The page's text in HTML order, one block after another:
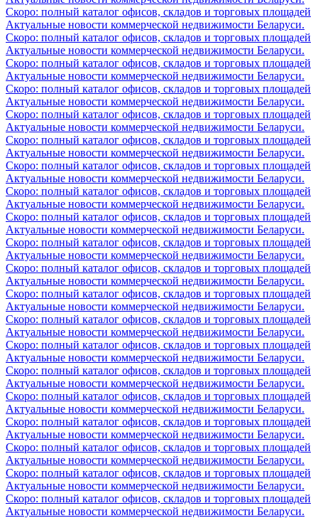
Скоро: полный каталог офисов, складов и торговых площадей
Актуальные новости коммерческой недвижимости Беларуси.
Скоро: полный каталог офисов, складов и торговых площадей
Актуальные новости коммерческой недвижимости Беларуси.
Скоро: полный каталог офисов, складов и торговых площадей
Актуальные новости коммерческой недвижимости Беларуси.
Скоро: полный каталог офисов, складов и торговых площадей
Актуальные новости коммерческой недвижимости Беларуси.
Скоро: полный каталог офисов, складов и торговых площадей
Актуальные новости коммерческой недвижимости Беларуси.
Скоро: полный каталог офисов, складов и торговых площадей
Актуальные новости коммерческой недвижимости Беларуси.
Скоро: полный каталог офисов, складов и торговых площадей
Актуальные новости коммерческой недвижимости Беларуси.
Скоро: полный каталог офисов, складов и торговых площадей
Актуальные новости коммерческой недвижимости Беларуси.
Скоро: полный каталог офисов, складов и торговых площадей
Актуальные новости коммерческой недвижимости Беларуси.
Скоро: полный каталог офисов, складов и торговых площадей
Актуальные новости коммерческой недвижимости Беларуси.
Скоро: полный каталог офисов, складов и торговых площадей
Актуальные новости коммерческой недвижимости Беларуси.
Скоро: полный каталог офисов, складов и торговых площадей
Актуальные новости коммерческой недвижимости Беларуси.
Скоро: полный каталог офисов, складов и торговых площадей
Актуальные новости коммерческой недвижимости Беларуси.
Скоро: полный каталог офисов, складов и торговых площадей
Актуальные новости коммерческой недвижимости Беларуси.
Скоро: полный каталог офисов, складов и торговых площадей
Актуальные новости коммерческой недвижимости Беларуси.
Скоро: полный каталог офисов, складов и торговых площадей
Актуальные новости коммерческой недвижимости Беларуси.
Скоро: полный каталог офисов, складов и торговых площадей
Актуальные новости коммерческой недвижимости Беларуси.
Скоро: полный каталог офисов, складов и торговых площадей
Актуальные новости коммерческой недвижимости Беларуси.
Скоро: полный каталог офисов, складов и торговых площадей
Актуальные новости коммерческой недвижимости Беларуси.
Скоро: полный каталог офисов, складов и торговых площадей
Актуальные новости коммерческой недвижимости Беларуси.